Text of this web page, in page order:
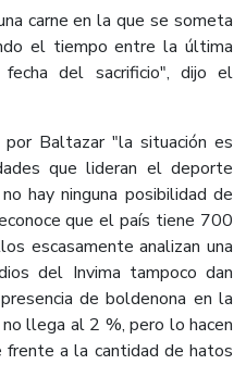
carne en la que se someta
el tiempo entre la última
del sacrificio", dijo el
Baltazar "la situación es
que lideran el deporte
hay ninguna posibilidad de
que el país tiene 700
escasamente analizan una
del Invima tampoco dan
de boldenona en la
llega al 2 %, pero lo hacen
frente a la cantidad de hatos